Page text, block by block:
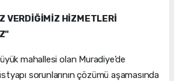
VERDİĞİMİZ HİZMETLERİ
mahallesi olan Muradiye’de
sorunlarının çözümü aşamasında